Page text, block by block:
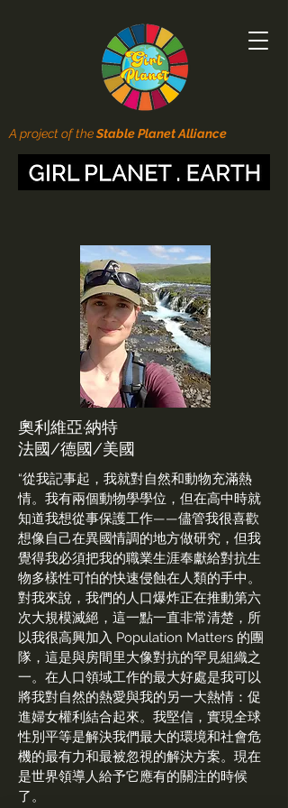
A project of theStable Planet Alliance
奧利維亞·納特
法國/德國/美國
“從我記事起，我就對自然和動物充滿熱
情。我有兩個動物學學位，但在高中時就
知道我想從事保護工作——儘管我很喜歡
想像自己在異國情調的地方做研究，但我
覺得我必須把我的職業生涯奉獻給對抗生
物多樣性可怕的快速侵蝕在人類的手中。
對我來說，我們的人口爆炸正在推動第六
次大規模滅絕，這一點一直非常清楚，所
以我很高興加入 Population Matters 的團
隊，這是與房間里大像對抗的罕見組織之
一。在人口領域工作的最大好處是我可以
將我對自然的熱愛與我的另一大熱情：促
進婦女權利結合起來。我堅信，實現全球
性別平等是解決我們最大的環境和社會危
機的最有力和最被忽視的解決方案。現在
是世界領導人給予它應有的關注的時候
了。